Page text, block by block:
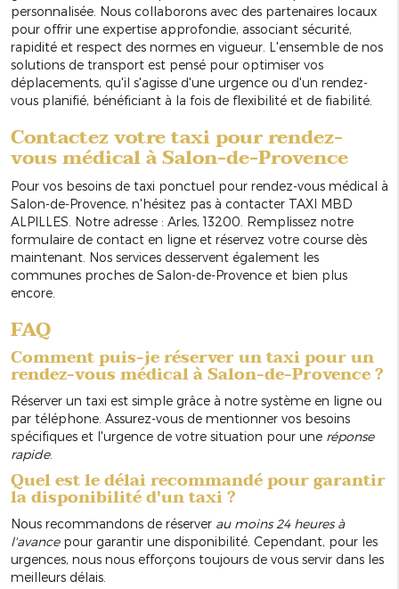
personnalisée. Nous collaborons avec des partenaires locaux
pour offrir une expertise approfondie, associant sécurité,
rapidité et respect des normes en vigueur. L'ensemble de nos
solutions de transport est pensé pour optimiser vos
déplacements, qu'il s'agisse d'une urgence ou d'un rendez-
vous planifié, bénéficiant à la fois de flexibilité et de fiabilité.
Contactez votre taxi pour rendez-
vous médical à Salon-de-Provence
Pour vos besoins de taxi ponctuel pour rendez-vous médical à
Salon-de-Provence, n'hésitez pas à contacter TAXI MBD
ALPILLES. Notre adresse : Arles, 13200. Remplissez notre
formulaire de contact en ligne et réservez votre course dès
maintenant. Nos services desservent également les
communes proches de Salon-de-Provence et bien plus
encore.
FAQ
Comment puis-je réserver un taxi pour un
rendez-vous médical à Salon-de-Provence ?
Réserver un taxi est simple grâce à notre système en ligne ou
par téléphone. Assurez-vous de mentionner vos besoins
spécifiques et l'urgence de votre situation pour une réponse
rapide.
Quel est le délai recommandé pour garantir
la disponibilité d'un taxi ?
Nous recommandons de réserver au moins 24 heures à
l'avancepour garantir une disponibilité. Cependant, pour les
urgences, nous nous efforçons toujours de vous servir dans les
meilleurs délais.